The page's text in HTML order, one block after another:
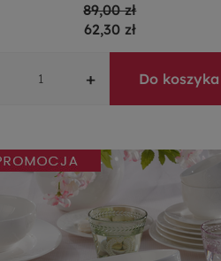
89,00 zł
62,30 zł
+ Do koszyka